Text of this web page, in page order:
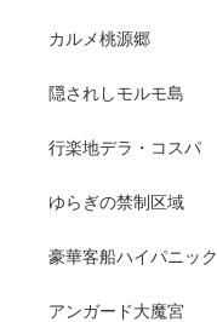
カルメ桃源郷
隠されしモルモ島
行楽地デラ・コスパ
ゆらぎの禁制区域
豪華客船ハイパニック
アンガード大魔宮